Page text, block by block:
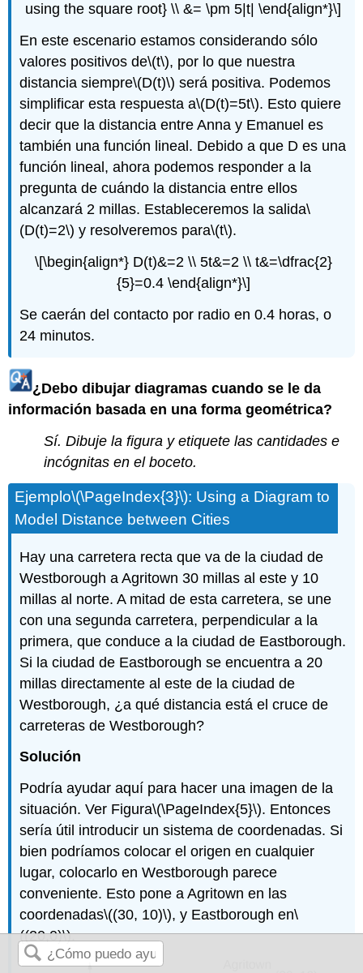
using the square root} \\ &= \pm 5|t| \end{align*}\]
En este escenario estamos considerando sólo
valores positivos de\(t\), por lo que nuestra
distancia siempre\(D(t)\) será positiva. Podemos
simplificar esta respuesta a\(D(t)=5t\). Esto quiere
decir que la distancia entre Anna y Emanuel es
también una función lineal. Debido a que D es una
función lineal, ahora podemos responder a la
pregunta de cuándo la distancia entre ellos
alcanzará 2 millas. Estableceremos la salida\
(D(t)=2\) y resolveremos para\(t\).
\[\begin{align*} D(t)&=2 \\ 5t&=2 \\ t&=\dfrac{2}
{5}=0.4 \end{align*}\]
Se caerán del contacto por radio en 0.4 horas, o
24 minutos.
¿Debo dibujar diagramas cuando se le da
información basada en una forma geométrica?
Sí. Dibuje la figura y etiquete las cantidades e
incógnitas en el boceto.
Ejemplo\(\PageIndex{3}\): Using a Diagram to
Model Distance between Cities
Hay una carretera recta que va de la ciudad de
Westborough a Agritown 30 millas al este y 10
millas al norte. A mitad de esta carretera, se une
con una segunda carretera, perpendicular a la
primera, que conduce a la ciudad de Eastborough.
Si la ciudad de Eastborough se encuentra a 20
millas directamente al este de la ciudad de
Westborough, ¿a qué distancia está el cruce de
carreteras de Westborough?
Solución
Podría ayudar aquí para hacer una imagen de la
situación. Ver Figura\(\PageIndex{5}\). Entonces
sería útil introducir un sistema de coordenadas. Si
bien podríamos colocar el origen en cualquier
lugar, colocarlo en Westborough parece
conveniente. Esto pone a Agritown en las
coordenadas\((30, 10)\), y Eastborough en\
((20,0)\).